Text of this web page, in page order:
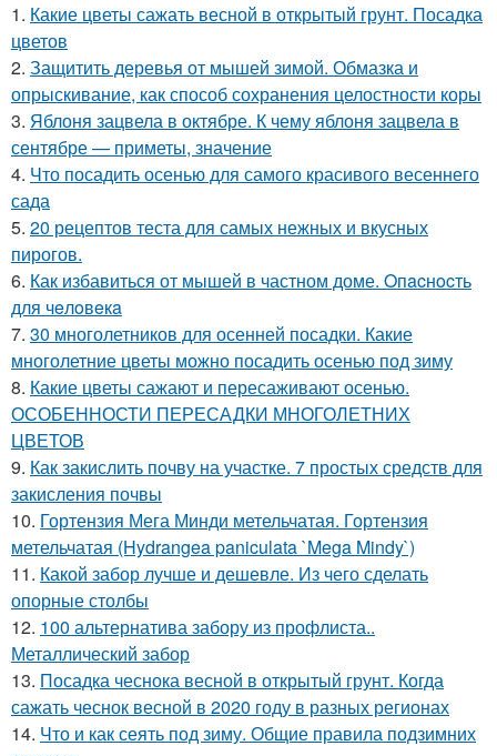
1. Какие цветы сажать весной в открытый грунт. Посадка
цветов
2. Защитить деревья от мышей зимой. Обмазка и
опрыскивание, как способ сохранения целостности коры
3. Яблоня зацвела в октябре. К чему яблоня зацвела в
сентябре — приметы, значение
4. Что посадить осенью для самого красивого весеннего
сада
5. 20 рецептов теста для самых нежных и вкусных
пирогов.
6. Как избавиться от мышей в частном доме. Oпacнocть
для чeлoвeкa
7. 30 многолетников для осенней посадки. Какие
многолетние цветы можно посадить осенью под зиму
8. Какие цветы сажают и пересаживают осенью.
ОСОБЕННОСТИ ПЕРЕСАДКИ МНОГОЛЕТНИХ
ЦВЕТОВ
9. Как закислить почву на участке. 7 простых средств для
закисления почвы
10. Гортензия Мега Минди метельчатая. Гортензия
метельчатая (Hydrangea paniculata `Mega Mindy`)
11. Какой забор лучше и дешевле. Из чего сделать
опорные столбы
12. 100 альтернатива забору из профлиста..
Металлический забор
13. Посадка чеснока весной в открытый грунт. Когда
сажать чеснок весной в 2020 году в разных регионах
14. Что и как сеять под зиму. Общие правила подзимних